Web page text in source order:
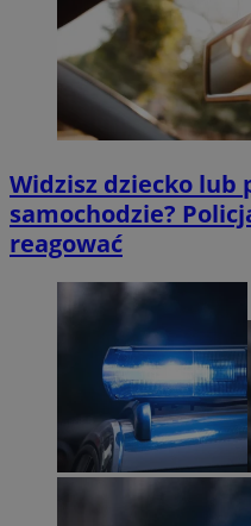
Widzisz dziecko lub
samochodzie?
reagować